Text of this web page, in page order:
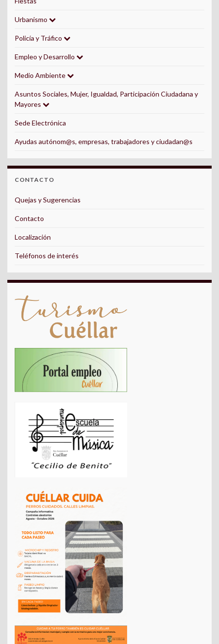
Urbanismo
Policía y Tráfico
Empleo y Desarrollo
Medio Ambiente
Asuntos Sociales, Mujer, Igualdad, Participación Ciudadana y
Mayores
Sede Electrónica
Ayudas autónom@s, empresas, trabajadores y ciudadan@s
CONTACTO
Quejas y Sugerencias
Contacto
Localización
Teléfonos de interés